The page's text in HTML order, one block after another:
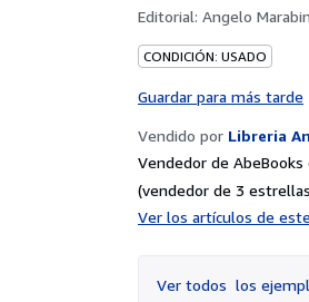
Editorial: Angelo
CONDICIÓN: USADO
Guardar para más tarde
Vendido por Libreria
Vendedor de
(vendedor de 3
Ver los artículos de
Ver todos los